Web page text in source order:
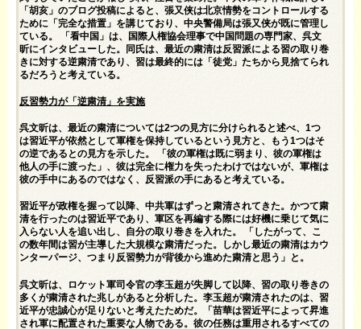
「胡亥」のブログ投稿によると、張又侠は北京情勢をコントロールする
ために「完全な措置」を講じており、中央警備局は張又侠が既に管理し
ている。 「看中国」は、国際人権協会理事で中国問題の専門家、呉文
昕にインタビューした。同氏は、最近の粛清は反習派による習の取り巻
きに対する逆粛清であり、習は最終的には「徒党」たちから見捨てられ
るだろうと考えている。
反習勢力が「逆粛清」を実施
呉文昕は、最近の粛清については2つの見方に分けられると述べ、1つ
は習近平が依然として軍権を保持しているという見方と、もう1つはそ
の逆であるとの見方を示した。 「彼の軍権は既に弱まり、彼の軍権は
他人の手に渡った」、彼は完全に権力を失ったわけではないが、軍権は
彼の手中にあるのではなく、反習派の手にあると考えている。
習近平が政権を握って以降、中共軍はずっと粛清されてきた。かつて粛
清を行ったのは習近平であり、軍区を再編する際には好機に乗じて気に
入らない人を追い出し、自分の取り巻きを入れた。 「したがって、こ
の数年間は習が主導した大規模な粛清だった。しかし最近の粛清はカウ
ンターパージ、つまり反習勢力が背後から進めた粛清と思う」と。
呉文昕は、ロケット軍司令官の李玉超が失脚して以降、習の取り巻きの
多くが粛清された兆しがあると分析した。李玉超が粛清されたのは、習
近平が忠誠心が足りないと考えたためだ。「苗華は習近平によって昇進
され軍に配置された重要な人物である。彼の任務は重用されるすべての